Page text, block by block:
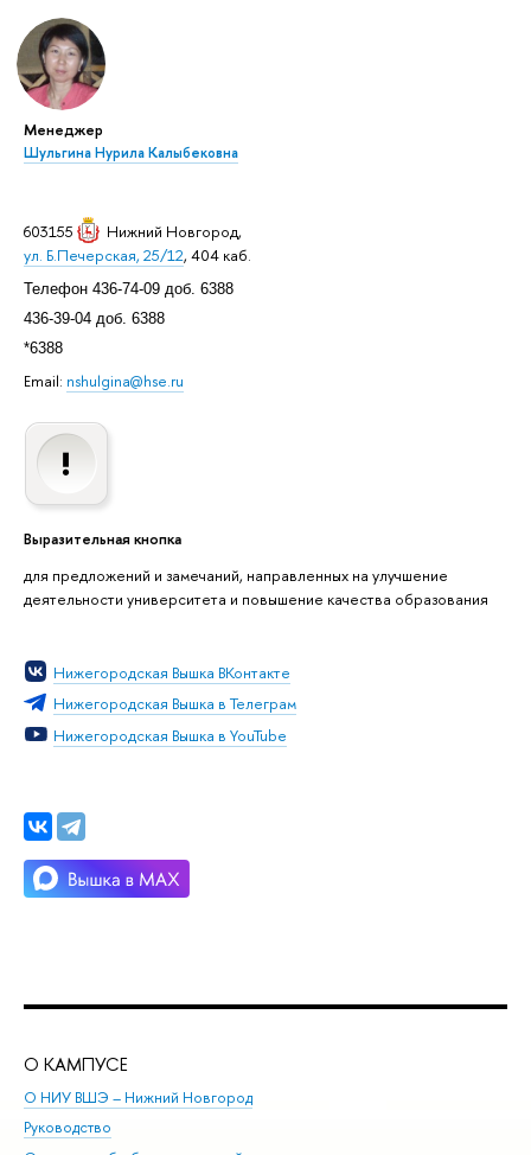
Менеджер
Шульгина Нурила Калыбековна
603155 Нижний Новгород,
ул. Б.Печерская, 25/12, 404 каб.
Телефон 436-74-09 доб. 6388
436-39-04 доб. 6388
*6388
Email: nshulgina@hse.ru
Выразительная кнопка
для предложений и замечаний, направленных на улучшение
деятельности университета и повышение качества образования
Нижегородская Вышка ВКонтакте
Нижегородская Вышка в Телеграм
Нижегородская Вышка в YouTube
О КАМПУСЕ
О НИУ ВШЭ – Нижний Новгород
Руководство